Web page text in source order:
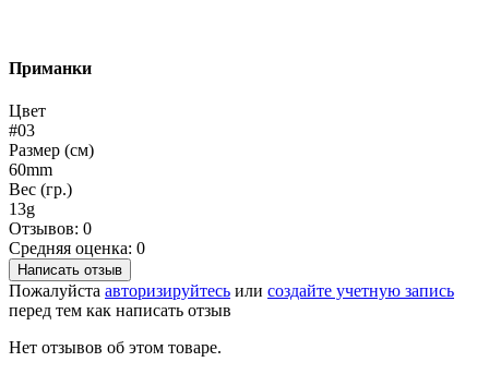
Приманки
Цвет
#03
Размер (см)
60mm
Вес (гр.)
13g
Отзывов: 0
Средняя оценка: 0
Написать отзыв
Пожалуйста авторизируйтесь или создайте учетную запись
перед тем как написать отзыв
Нет отзывов об этом товаре.